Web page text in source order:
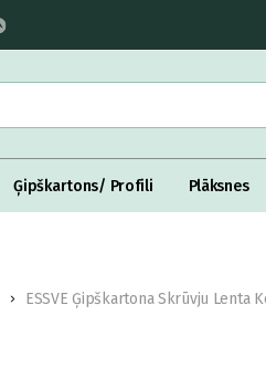
Ģipškartons/ Profili Plāksnes
ESSVE Ģipškartona Skrūvju Lenta